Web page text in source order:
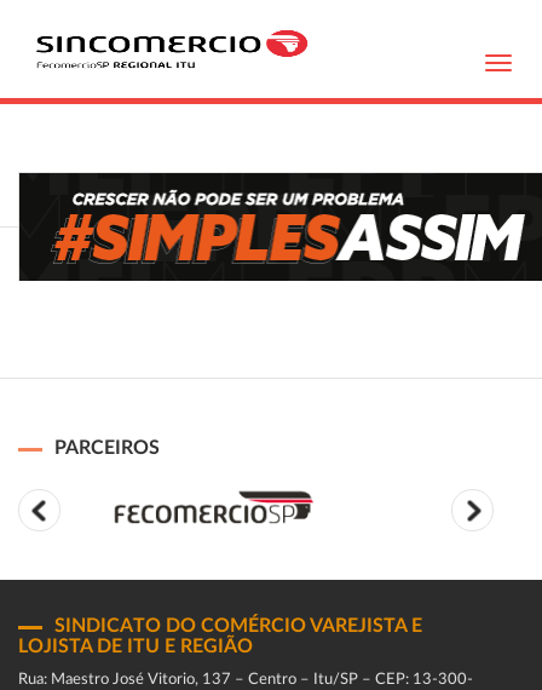
PARCEIROS
SINDICATO DO COMÉRCIO VAREJISTA E
LOJISTA DE ITU E REGIÃO
Rua: Maestro José Vitorio, 137 – Centro – Itu/SP – CEP: 13-300-